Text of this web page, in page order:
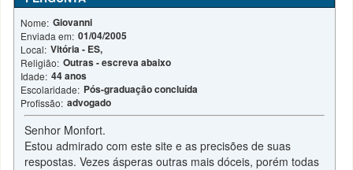
Nome: Giovanni
Enviada em: 01/04/2005
Local: Vitória - ES,
Religião: Outras - escreva abaixo
Idade: 44 anos
Escolaridade: Pós-graduação concluída
Profissão: advogado
Senhor Monfort.
Estou admirado com este site e as precisões de suas
respostas. Vezes ásperas outras mais dóceis, porém todas